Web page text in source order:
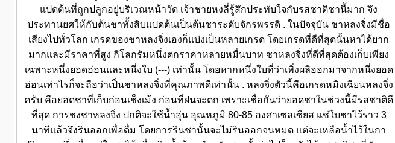
แปดต้นที่ถูกปลูกอยู่บริเวณหน้าวัด เจ้าชายหงลี่รู้สึกประทับใจกับรสชาติชานี้มาก จึง
ประทานยศให้กับต้นชาทั้งสิบแปดต้นเป็นต้นชาระดับจักรพรรดิ . ในปัจจุบัน ชาหลงจิ่งมีชื่อ
เสียงไปทั่วโลก เกรดของชาหลงจิ่งเองก็แบ่งเป็นหลายเกรด โดยเกรดที่ดีที่สุดนั้นหาได้ยาก
มากและมีราคาที่สูง กิโลกรัมหนึ่งตกราคาหลายหมื่นบาท ชาหลงจิ่งที่ดีที่สุดต้องเก็บเพียง
เฉพาะหนึ่งยอดอ่อนและหนึ่งใบ (---) เท่านั้น โดยหากหนึ่งใบที่ว่าเพิ่งผลิออกมาจากหนึ่งยอด
อ่อนเท่าไรก็จะถือว่าเป็นชาหลงจิ่งที่คุณภาพดีเท่านั้น . หลงจิ่งตัวนี้คือเกรดหมิงเฉียนหลงจิ่ง
ครับ คือยอดชาที่เก็บก่อนเช็งเม้ง ก่อนที่ฝนจะตก เพราะเชื่อกันว่ายอดชาในช่วงนี้มีรสชาติดี
ที่สุด การชงชาหลงจิ่ง ปกติจะใช้น้ำอุ่น อุณหภูมิ 80-85 องศาเซลเซียส แช่ใบชาไว้ราว 3
นาทีแล้วจึงรินออกเพื่อดื่ม โดยการรินชานั้นจะไม่รินออกจนหมด แต่จะเหลือน้ำไว้ในกา